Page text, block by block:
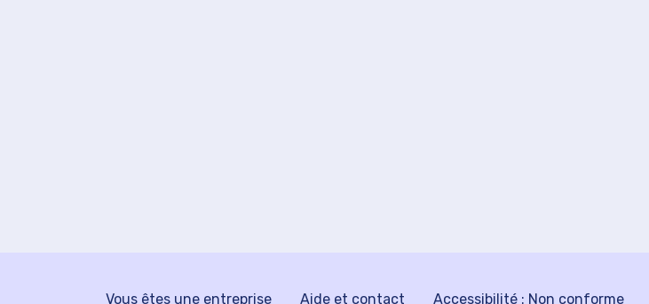
Vous êtes une entreprise Aide et contact Accessibilité : Non conforme